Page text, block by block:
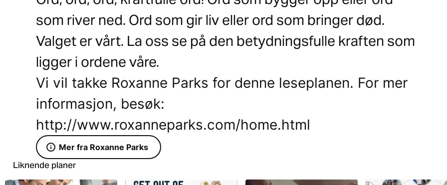
som river ned. Ord som gir liv eller ord som bringer død.
Valget er vårt. La oss se på den betydningsfulle kraften som
ligger i ordene våre.
Vi vil takke Roxanne Parks for denne leseplanen. For mer
informasjon, besøk:
http://www.roxanneparks.com/home.html
Mer fra Roxanne Parks
Liknende planer